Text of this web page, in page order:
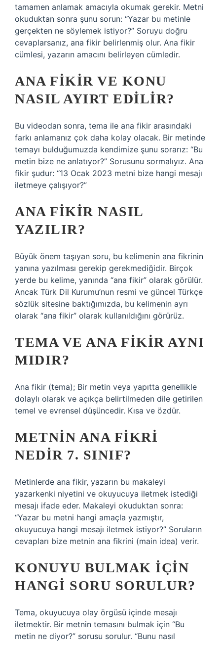
tamamen anlamak amacıyla okumak gerekir. Metni
okuduktan sonra şunu sorun: “Yazar bu metinle
gerçekten ne söylemek istiyor?” Soruyu doğru
cevaplarsanız, ana fikir belirlenmiş olur. Ana fikir
cümlesi, yazarın amacını belirleyen cümledir.
ANA FIKIR VE KONU
NASIL AYIRT EDILIR?
Bu videodan sonra, tema ile ana fikir arasındaki
farkı anlamanız çok daha kolay olacak. Bir metinde
temayı bulduğumuzda kendimize şunu sorarız: “Bu
metin bize ne anlatıyor?” Sorusunu sormalıyız. Ana
fikir şudur: “13 Ocak 2023 metni bize hangi mesajı
iletmeye çalışıyor?”
ANA FIKIR NASIL
YAZILIR?
Büyük önem taşıyan soru, bu kelimenin ana fikrinin
yanına yazılması gerekip gerekmediğidir. Birçok
yerde bu kelime, yanında “ana fikir” olarak görülür.
Ancak Türk Dil Kurumu’nun resmi ve güncel Türkçe
sözlük sitesine baktığımızda, bu kelimenin ayrı
olarak “ana fikir” olarak kullanıldığını görürüz.
TEMA VE ANA FIKIR AYNI
MIDIR?
Ana fikir (tema); Bir metin veya yapıtta genellikle
dolaylı olarak ve açıkça belirtilmeden dile getirilen
temel ve evrensel düşüncedir. Kısa ve özdür.
METNIN ANA FIKRI
NEDIR 7. SINIF?
Metinlerde ana fikir, yazarın bu makaleyi
yazarkenki niyetini ve okuyucuya iletmek istediği
mesajı ifade eder. Makaleyi okuduktan sonra:
“Yazar bu metni hangi amaçla yazmıştır,
okuyucuya hangi mesajı iletmek istiyor?” Soruların
cevapları bize metnin ana fikrini (main idea) verir.
KONUYU BULMAK IÇIN
HANGI SORU SORULUR?
Tema, okuyucuya olay örgüsü içinde mesajı
iletmektir. Bir metnin temasını bulmak için “Bu
metin ne diyor?” sorusu sorulur. “Bunu nasıl